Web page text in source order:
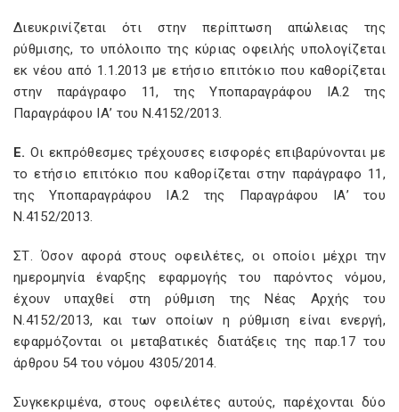
Διευκρινίζεται ότι στην περίπτωση απώλειας της
ρύθμισης, το υπόλοιπο της κύριας οφειλής υπολογίζεται
εκ νέου από 1.1.2013 με ετήσιο επιτόκιο που καθορίζεται
στην παράγραφο 11, της Υποπαραγράφου ΙΑ.2 της
Παραγράφου ΙΑ’ του Ν.4152/2013.
Ε. Οι εκπρόθεσμες τρέχουσες εισφορές επιβαρύνονται με
το ετήσιο επιτόκιο που καθορίζεται στην παράγραφο 11,
της Υποπαραγράφου ΙΑ.2 της Παραγράφου ΙΑ’ του
Ν.4152/2013.
ΣΤ. Όσον αφορά στους οφειλέτες, οι οποίοι μέχρι την
ημερομηνία έναρξης εφαρμογής του παρόντος νόμου,
έχουν υπαχθεί στη ρύθμιση της Νέας Αρχής του
Ν.4152/2013, και των οποίων η ρύθμιση είναι ενεργή,
εφαρμόζονται οι μεταβατικές διατάξεις της παρ.17 του
άρθρου 54 του νόμου 4305/2014.
Συγκεκριμένα, στους οφειλέτες αυτούς, παρέχονται δύο